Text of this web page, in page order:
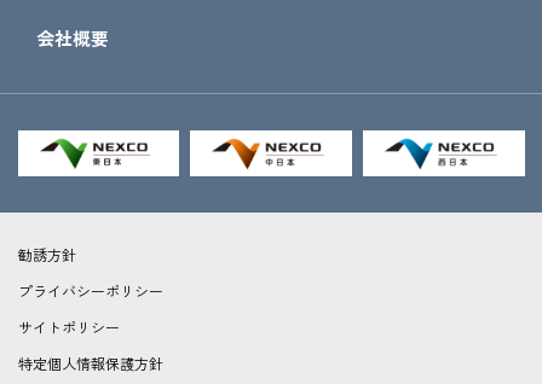
会社概要
勧誘方針
プライバシーポリシー
サイトポリシー
特定個人情報保護方針